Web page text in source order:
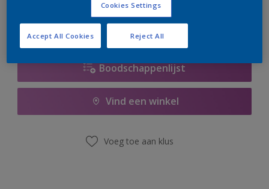
Boodschappenlijst
Vind een winkel
Voeg toe aan klus
Cookies Settings
Reject All
Accept All Cookies